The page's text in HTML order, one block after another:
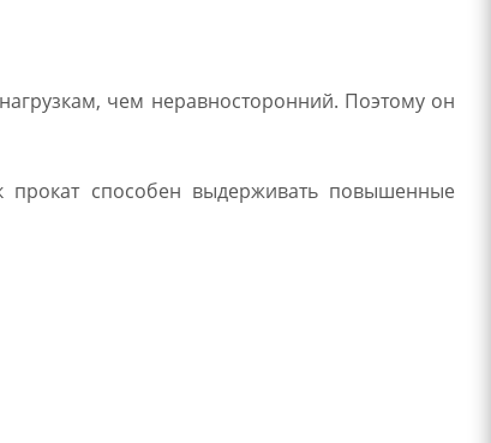
чем неравносторонний. Поэтому он
прокат способен выдерживать повышенные